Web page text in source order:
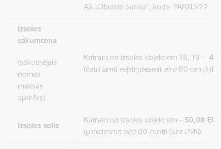
AS „Citadele banka”, kods: PARXLV22.
Izsoles
sākumcena
(sākotnējais
nomas
maksas
apmērs)
Katram no izsoles objektiem T8, T9 –
(četri simti septiņdesmit eiro 00 centi)
Izsoles solis
Katram no izsoles objektiem – 50,00 EUR
(piecdesmit eiro 00 centi) (bez PVN).